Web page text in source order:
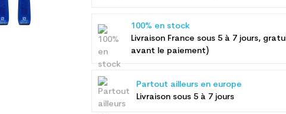
100% en stock
Livraison France sous 5 à 7 jours,
avant le paiement)
Partout ailleurs en europe
Livraison sous 5 à 7 jours